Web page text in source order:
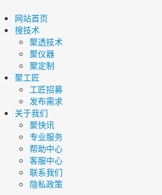
网站首页
搜技术
聚透技术
聚仪器
聚定制
聚工匠
工匠招募
发布需求
关于我们
聚快讯
专业服务
帮助中心
客服中心
联系我们
隐私政策